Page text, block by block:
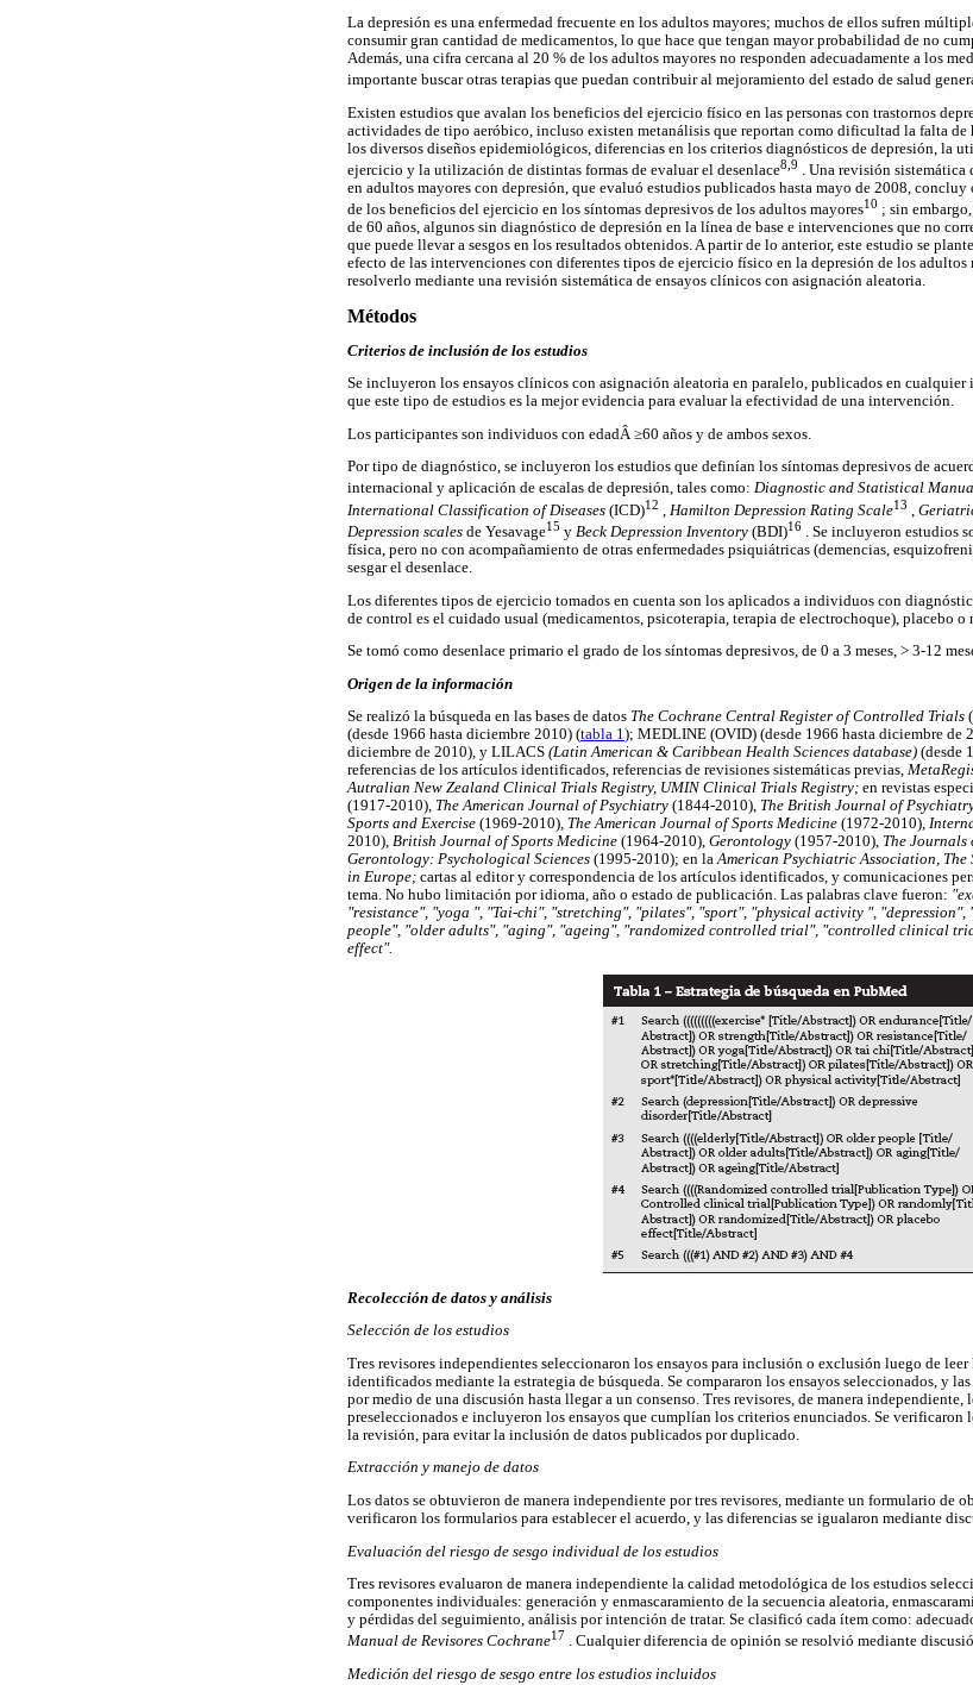
La depresión es una enfermedad frecuente en los adultos mayores; muchos de ellos sufren
consumir gran cantidad de medicamentos, lo que hace que tengan mayor probabilidad de no
Además, una cifra cercana al 20 % de los adultos mayores no responden adecuadamente a los
importante buscar otras terapias que puedan contribuir al mejoramiento del estado de salud
Existen estudios que avalan los beneficios del ejercicio físico en las personas con trastornos
actividades de tipo aeróbico, incluso existen metanálisis que reportan como dificultad la falta de
los diversos diseños epidemiológicos, diferencias en los criterios diagnósticos de depresión, la
ejercicio y la utilización de distintas formas de evaluar el desenlace8,9 . Una revisión
en adultos mayores con depresión, que evaluó estudios publicados hasta mayo de 2008,
de los beneficios del ejercicio en los síntomas depresivos de los adultos mayores10 ; sin
de 60 años, algunos sin diagnóstico de depresión en la línea de base e intervenciones que no
que puede llevar a sesgos en los resultados obtenidos. A partir de lo anterior, este estudio se
efecto de las intervenciones con diferentes tipos de ejercicio físico en la depresión de los adultos
resolverlo mediante una revisión sistemática de ensayos clínicos con asignación aleatoria.
Métodos
Criterios de inclusión de los estudios
Se incluyeron los ensayos clínicos con asignación aleatoria en paralelo, publicados en
que este tipo de estudios es la mejor evidencia para evaluar la efectividad de una intervención.
Los participantes son individuos con edadÂ ≥60 años y de ambos sexos.
Por tipo de diagnóstico, se incluyeron los estudios que definían los síntomas depresivos de
internacional y aplicación de escalas de depresión, tales como: Diagnostic and Statistical
International Classification of Diseases (ICD)12 Hamilton Depression Rating Scale13
Depression scales de Yesavage15 y Beck Depression Inventory (BDI)16 . Se incluyeron estudios
física, pero no con acompañamiento de otras enfermedades psiquiátricas (demencias,
sesgar el desenlace.
Los diferentes tipos de ejercicio tomados en cuenta son los aplicados a individuos con
de control es el cuidado usual (medicamentos, psicoterapia, terapia de electrochoque), placebo o
Se tomó como desenlace primario el grado de los síntomas depresivos, de 0 a 3 meses, > 3-12
Origen de la información
Se realizó la búsqueda en las bases de datos The Cochrane Central Register of Controlled Trials
(desde 1966 hasta diciembre 2010) (tabla 1); MEDLINE (OVID) (desde 1966 hasta diciembre de
diciembre de 2010), y LILACS (Latin American & Caribbean Health Sciences database) (desde
referencias de los artículos identificados, referencias de revisiones sistemáticas previas,
Autralian New Zealand Clinical Trials Registry, UMIN Clinical Trials Registry; en revistas
(1917-2010), The American Journal of Psychiatry (1844-2010), The British Journal of
Sports and Exercise (1969-2010), The American Journal of Sports Medicine (1972-2010),
2010), British Journal of Sports Medicine (1964-2010), Gerontology (1957-2010), The
Gerontology: Psychological Sciences (1995-2010); en laAmerican Psychiatric Association,
in Europe; cartas al editor y correspondencia de los artículos identificados, y comunicaciones
tema. No hubo limitación por idioma, año o estado de publicación. Las palabras clave fueron:
"resistance", "yoga ", "Tai-chi", "stretching", "pilates", "sport", "physical activity ",
people", "older adults", "aging", "ageing", "randomized controlled trial", "controlled clinical
effect".
Recolección de datos y análisis
Selección de los estudios
Tres revisores independientes seleccionaron los ensayos para inclusión o exclusión luego de
identificados mediante la estrategia de búsqueda. Se compararon los ensayos seleccionados, y
por medio de una discusión hasta llegar a un consenso. Tres revisores, de manera
preseleccionados e incluyeron los ensayos que cumplían los criterios enunciados. Se verificaron
la revisión, para evitar la inclusión de datos publicados por duplicado.
Extracción y manejo de datos
Los datos se obtuvieron de manera independiente por tres revisores, mediante un formulario de
verificaron los formularios para establecer el acuerdo, y las diferencias se igualaron mediante
Evaluación del riesgo de sesgo individual de los estudios
Tres revisores evaluaron de manera independiente la calidad metodológica de los estudios
componentes individuales: generación y enmascaramiento de la secuencia aleatoria,
y pérdidas del seguimiento, análisis por intención de tratar. Se clasificó cada ítem como:
Manual de Revisores Cochrane17 . Cualquier diferencia de opinión se resolvió mediante
Medición del riesgo de sesgo entre los estudios incluidos